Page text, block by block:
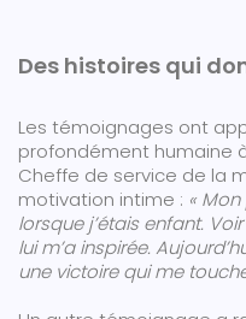
Des histoires qui
Les témoignages ont
profondément humaine
Cheffe de service de la
motivation intime : «
lorsque j’étais enfant.
lui m’a inspirée.
une victoire qui me